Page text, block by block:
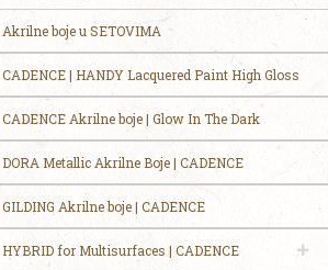
Akrilne boje u SETOVIMA
CADENCE | HANDY Lacquered Paint High Gloss
CADENCE Akrilne boje | Glow In The Dark
DORA Metallic Akrilne Boje | CADENCE
GILDING Akrilne boje | CADENCE
HYBRID for Multisurfaces | CADENCE